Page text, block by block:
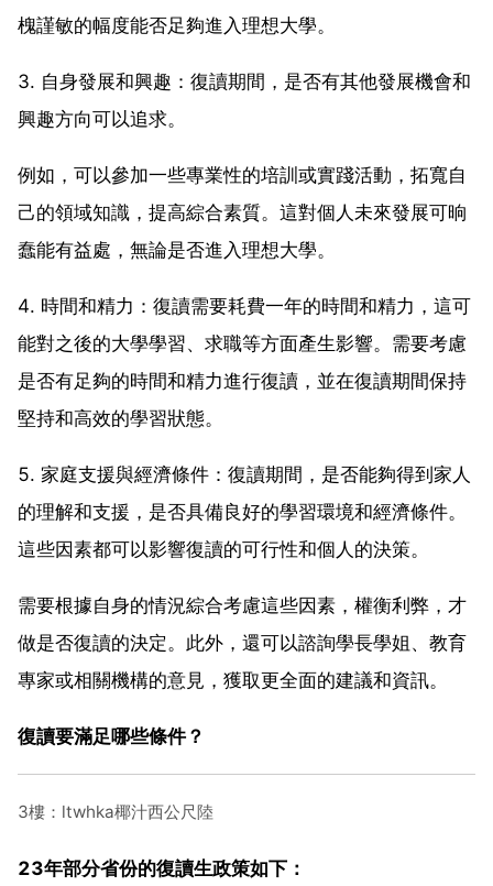
槐謹敏的幅度能否足夠進入理想大學。
3. 自身發展和興趣：復讀期間，是否有其他發展機會和
興趣方向可以追求。
例如，可以參加一些專業性的培訓或實踐活動，拓寬自
己的領域知識，提高綜合素質。這對個人未來發展可晌
蠢能有益處，無論是否進入理想大學。
4. 時間和精力：復讀需要耗費一年的時間和精力，這可
能對之後的大學學習、求職等方面產生影響。需要考慮
是否有足夠的時間和精力進行復讀，並在復讀期間保持
堅持和高效的學習狀態。
5. 家庭支援與經濟條件：復讀期間，是否能夠得到家人
的理解和支援，是否具備良好的學習環境和經濟條件。
這些因素都可以影響復讀的可行性和個人的決策。
需要根據自身的情況綜合考慮這些因素，權衡利弊，才
做是否復讀的決定。此外，還可以諮詢學長學姐、教育
專家或相關機構的意見，獲取更全面的建議和資訊。
復讀要滿足哪些條件？
3樓：ltwhka椰汁西公尺陸
23年部分省份的復讀生政策如下：